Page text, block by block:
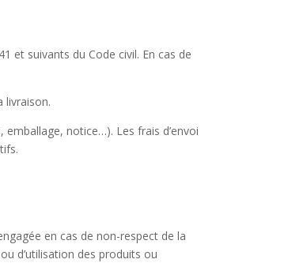
et suivants du Code civil. En cas de
livraison.
emballage, notice…). Les frais d’envoi
en cas de non-respect de la
d’utilisation des produits ou